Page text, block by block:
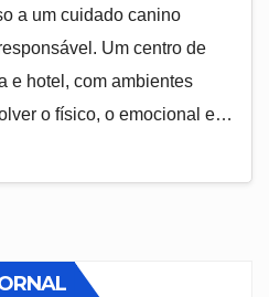
a um cuidado canino
Um centro de
e hotel, com ambientes
o físico, o emocional e…